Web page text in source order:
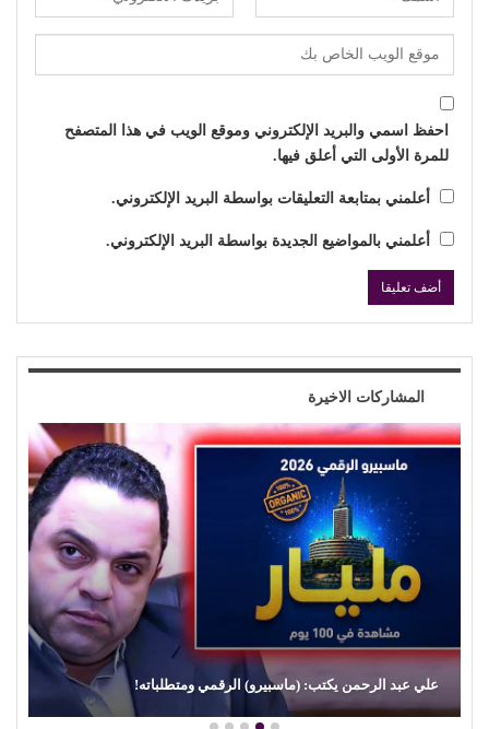
احفظ اسمي والبريد الإلكتروني وموقع الويب في هذا المتصفح
للمرة الأولى التي أعلق فيها.
أعلمني بمتابعة التعليقات بواسطة البريد الإلكتروني.
أعلمني بالمواضيع الجديدة بواسطة البريد الإلكتروني.
المشاركات الاخيرة
علي عبد الرحمن يكتب: (ماسبيرو) الرقمي ومتطلباته!